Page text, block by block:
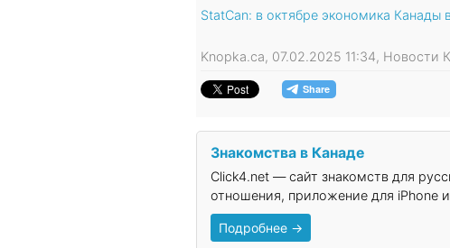
StatCan: в октябре экономика Канады
Knopka.ca, 07.02.2025 11:34, Новости
Знакомства в Канаде
Click4.net — сайт знакомств для
отношения, приложение для iPhone
Подробнее →